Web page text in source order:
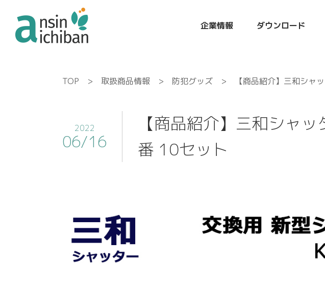
企業情報 ダウンロード
TOP > 取扱商品情報 > 防犯グッズ > 【商品紹介】三和シャッ
2022
06/16
【商品紹介】三和シャ
番 10セット